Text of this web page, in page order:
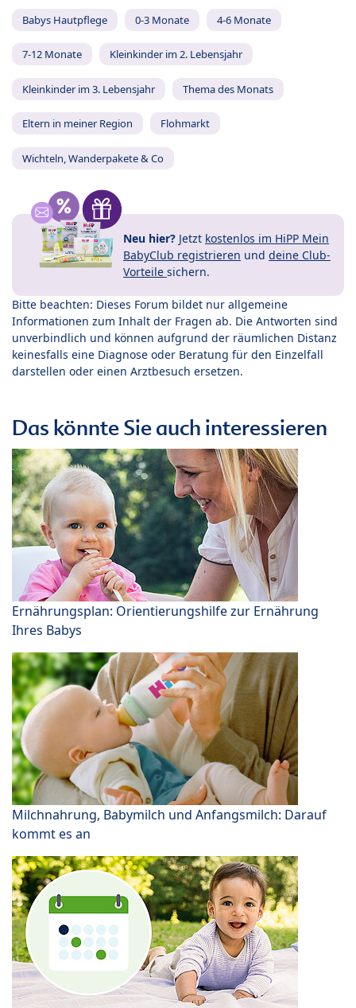
Babys Hautpflege 0-3 Monate 4-6 Monate
7-12 Monate Kleinkinder im 2. Lebensjahr
Kleinkinder im 3. Lebensjahr Thema des Monats
Eltern in meiner Region Flohmarkt
Wichteln, Wanderpakete & Co
Neu hier? Jetzt kostenlos im HiPP Mein
BabyClub registrieren und deine Club-
Vorteile sichern.
Bitte beachten: Dieses Forum bildet nur allgemeine
Informationen zum Inhalt der Fragen ab. Die Antworten sind
unverbindlich und können aufgrund der räumlichen Distanz
keinesfalls eine Diagnose oder Beratung für den Einzelfall
darstellen oder einen Arztbesuch ersetzen.
Das könnte Sie auch interessieren
Ernährungsplan: Orientierungshilfe zur Ernährung
Ihres Babys
Milchnahrung, Babymilch und Anfangsmilch: Darauf
kommt es an